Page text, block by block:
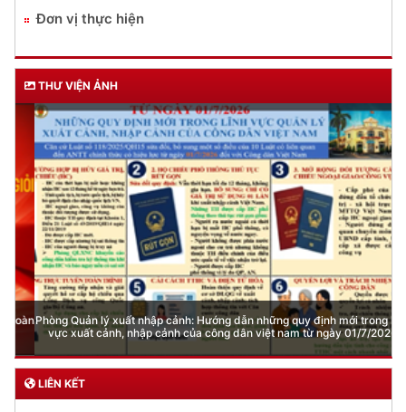
Đơn vị thực hiện
THƯ VIỆN ẢNH
Phòng Quản lý xuất nhập cảnh: Hướng dẫn những quy định mới trong lĩnh
vực xuất cảnh, nhập cảnh của công dân việt nam từ ngày 01/7/2026
LIÊN KẾT